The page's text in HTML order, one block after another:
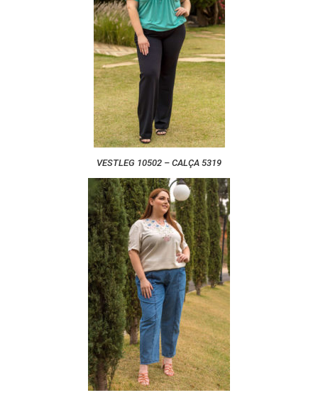
VESTLEG 10502 – CALÇA 5319